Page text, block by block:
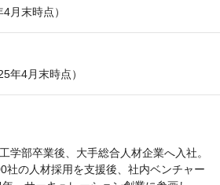
月末時点）
年4月末時点）
学部卒業後、大手総合人材企業へ入社。
社の人材採用を支援後、社内ベンチャー